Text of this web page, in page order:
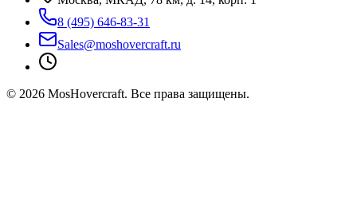
8 (495) 646-83-31
Sales@moshovercraft.ru
© 2026 MosHovercraft. Все права защищены.